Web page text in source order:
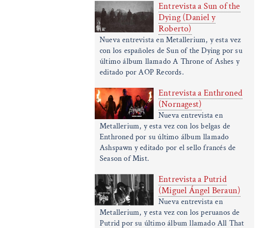
Entrevista a Sun of the
Dying (Daniel y
Roberto)
Nueva entrevista en Metallerium, y esta vez
con los españoles de Sun of the Dying por su
último álbum llamado A Throne of Ashes y
editado por AOP Records.
Entrevista a Enthroned
(Nornagest)
Nueva entrevista en
Metallerium, y esta vez con los belgas de
Enthroned por su último álbum llamado
Ashspawn y editado por el sello francés de
Season of Mist.
Entrevista a Putrid
(Miguel Ángel Beraun)
Nueva entrevista en
Metallerium, y esta vez con los peruanos de
Putrid por su último álbum llamado All That